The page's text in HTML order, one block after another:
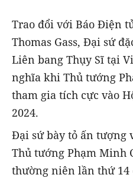
Trao đổi với Báo Điện
Thomas Gass, Đại sứ
Liên bang Thụy Sĩ tại
nghĩa khi Thủ tướng
tham gia tích cực vào
2024.
Đại sứ bày tỏ ấn tượng
Thủ tướng Phạm Minh
thường niên lần thứ 14